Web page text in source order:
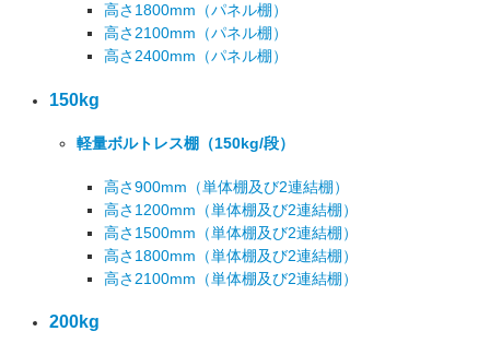
高さ1800mm （パネル棚）
高さ2100mm （パネル棚）
高さ2400mm （パネル棚）
150kg
軽量ボルトレス棚 （150kg/段）
高さ900mm （単体棚及び2連結棚）
高さ1200mm （単体棚及び2連結棚）
高さ1500mm （単体棚及び2連結棚）
高さ1800mm （単体棚及び2連結棚）
高さ2100mm （単体棚及び2連結棚）
200kg